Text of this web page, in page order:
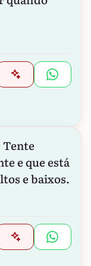
e que está
e baixos.